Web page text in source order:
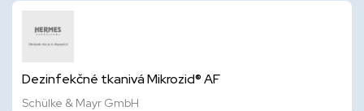
Dezinfekčné tkanivá Mikrozid® AF
Schülke & Mayr GmbH